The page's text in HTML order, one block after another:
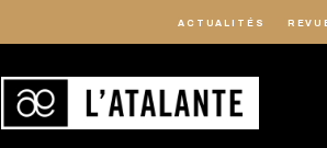
ACTUALITÉS